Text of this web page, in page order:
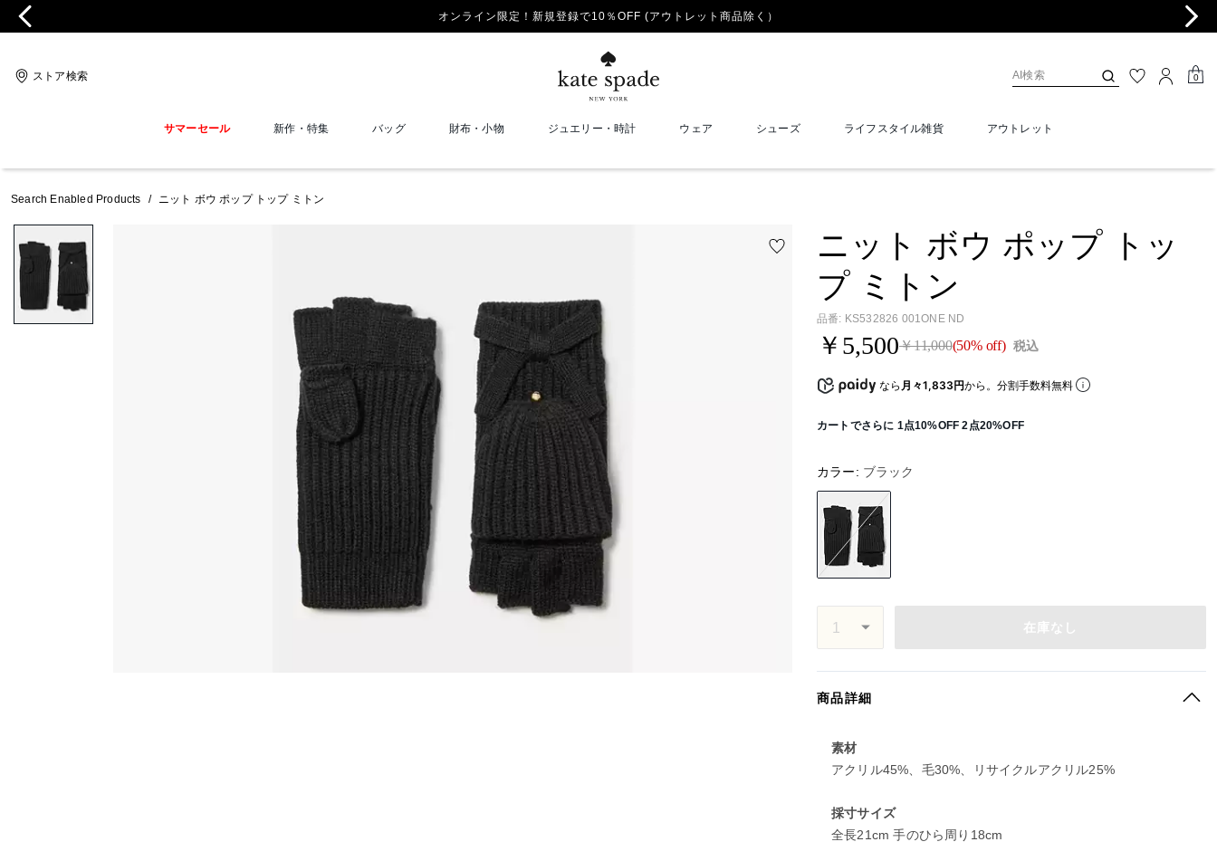
オンライン限定！新規登録で10％OFF (アウトレット商品除く）
ストア検索 0
サマーセール 新作・特集 バッグ 財布・小物 ジュエリー・時計 ウェア シューズ ライフスタイル雑貨 アウトレット
Search Enabled Products / ニット ボウ ポップ トップ ミトン
ニット ボウ ポップ トッ
プ ミトン
品番: KS532826 001ONE ND
￥5,500￥11,000(50% off) 税込
なら 月々1,833円から。分割手数料無料
カートでさらに 1点10%OFF 2点20%OFF
カラー: ブラック
在庫なし
商品詳細
素材
アクリル45%、毛30%、リサイクルアクリル25%
採寸サイズ
全長21cm 手のひら周り18cm